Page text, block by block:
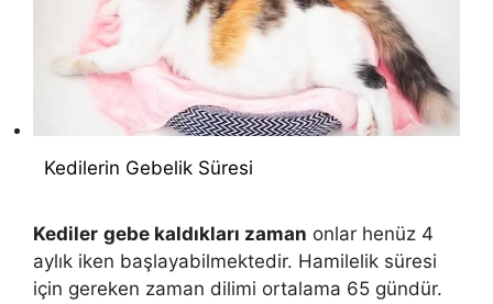
Kedilerin Gebelik Süresi
Kediler gebe kaldıkları zaman onlar henüz 4
aylık iken başlayabilmektedir. Hamilelik süresi
için gereken zaman dilimi ortalama 65 gündür.